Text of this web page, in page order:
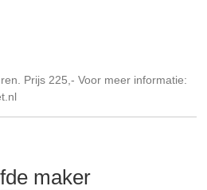
Prijs 225,- Voor meer informatie:
maker